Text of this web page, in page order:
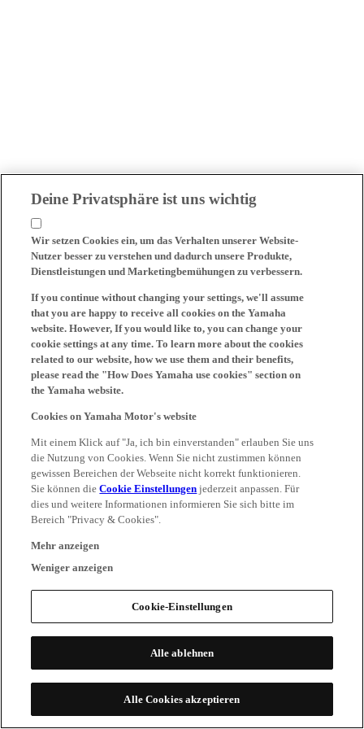
Deine Privatsphäre ist uns wichtig
Wir setzen Cookies ein, um das Verhalten unserer Website-
Nutzer besser zu verstehen und dadurch unsere Produkte,
Dienstleistungen und Marketingbemühungen zu verbessern.
If you continue without changing your settings, we'll assume
that you are happy to receive all cookies on the Yamaha
website. However, If you would like to, you can change your
cookie settings at any time. To learn more about the cookies
related to our website, how we use them and their benefits,
please read the "How Does Yamaha use cookies" section on
the Yamaha website.
Cookies on Yamaha Motor's website
Mit einem Klick auf "Ja, ich bin einverstanden" erlauben Sie uns
die Nutzung von Cookies. Wenn Sie nicht zustimmen können
gewissen Bereichen der Webseite nicht korrekt funktionieren.
Sie können dieCookie Einstellungen jederzeit anpassen. Für
dies und weitere Informationen informieren Sie sich bitte im
Bereich "Privacy & Cookies".
Mehr anzeigen
Weniger anzeigen
Cookie-Einstellungen
Alle ablehnen
Alle Cookies akzeptieren